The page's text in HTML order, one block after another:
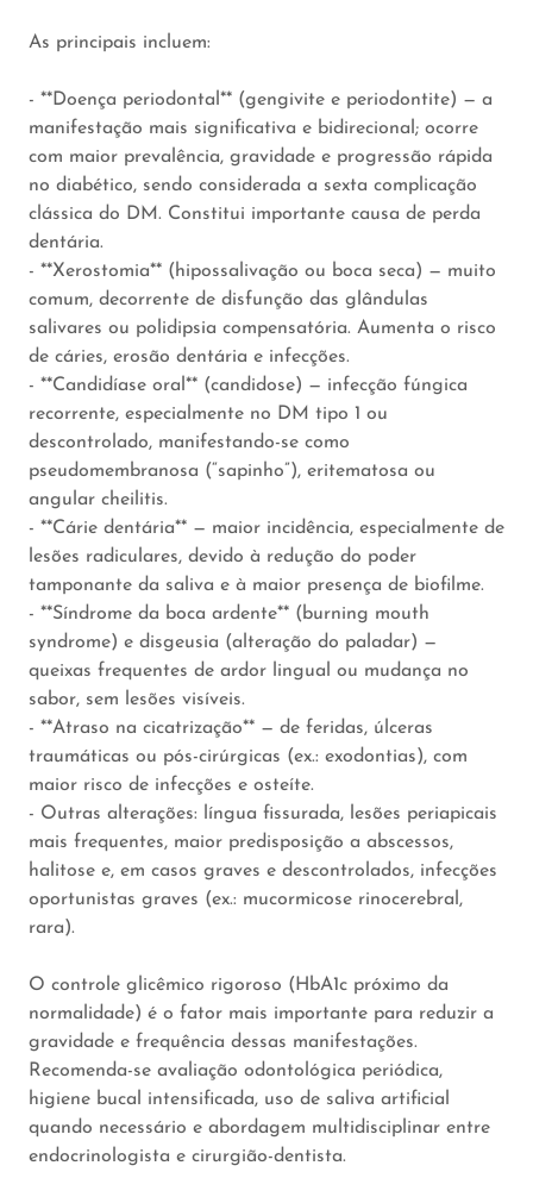
As principais incluem:
- **Doença periodontal** (gengivite e periodontite) — a
manifestação mais significativa e bidirecional; ocorre
com maior prevalência, gravidade e progressão rápida
no diabético, sendo considerada a sexta complicação
clássica do DM. Constitui importante causa de perda
dentária.
- **Xerostomia** (hipossalivação ou boca seca) — muito
comum, decorrente de disfunção das glândulas
salivares ou polidipsia compensatória. Aumenta o risco
de cáries, erosão dentária e infecções.
- **Candidíase oral** (candidose) — infecção fúngica
recorrente, especialmente no DM tipo 1 ou
descontrolado, manifestando-se como
pseudomembranosa (“sapinho”), eritematosa ou
angular cheilitis.
- **Cárie dentária** — maior incidência, especialmente de
lesões radiculares, devido à redução do poder
tamponante da saliva e à maior presença de biofilme.
- **Síndrome da boca ardente** (burning mouth
syndrome) e disgeusia (alteração do paladar) —
queixas frequentes de ardor lingual ou mudança no
sabor, sem lesões visíveis.
- **Atraso na cicatrização** — de feridas, úlceras
traumáticas ou pós-cirúrgicas (ex.: exodontias), com
maior risco de infecções e osteíte.
- Outras alterações: língua fissurada, lesões periapicais
mais frequentes, maior predisposição a abscessos,
halitose e, em casos graves e descontrolados, infecções
oportunistas graves (ex.: mucormicose rinocerebral,
rara).
O controle glicêmico rigoroso (HbA1c próximo da
normalidade) é o fator mais importante para reduzir a
gravidade e frequência dessas manifestações.
Recomenda-se avaliação odontológica periódica,
higiene bucal intensificada, uso de saliva artificial
quando necessário e abordagem multidisciplinar entre
endocrinologista e cirurgião-dentista.